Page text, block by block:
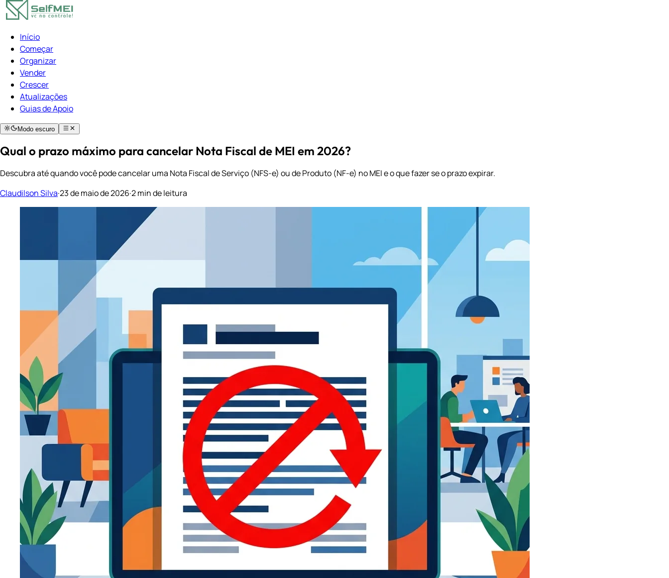
Início
Começar
Organizar
Vender
Crescer
Atualizações
Guias de Apoio
Modo escuro
Qual o prazo máximo para cancelar Nota Fiscal de MEI em 2026?
Descubra até quando você pode cancelar uma Nota Fiscal de Serviço (NFS-e) ou de Produto (NF-e) no MEI e o que fazer se o prazo expirar.
Claudilson Silva·23 de maio de 2026·2 min de leitura